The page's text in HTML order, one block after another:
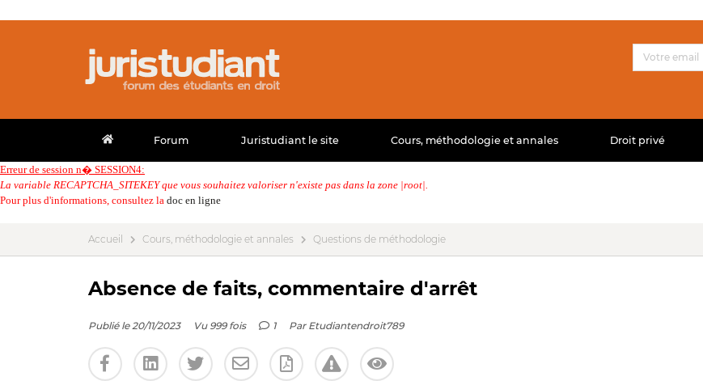
Forum Juristudiant le site Cours, méthodologie et annales Droit privé
Erreur de session n� SESSION4:
La variable RECAPTCHA_SITEKEY que vous souhaitez valoriser n'existe pas dans la zone |root|.
Pour plus d'informations, consultez la doc en ligne
Accueil Cours, méthodologie et annales Questions de méthodologie
Absence de faits, commentaire d'arrêt
Publié le 20/11/2023 Vu 999 fois 1 Par Etudiantendroit789